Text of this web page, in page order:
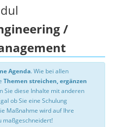
/
Agenda. Wie bei allen
Themen streichen, ergänzen
Sie diese Inhalte mit anderen
ob Sie eine Schulung
Maßnahme wird auf Ihre
maßgeschneidert!